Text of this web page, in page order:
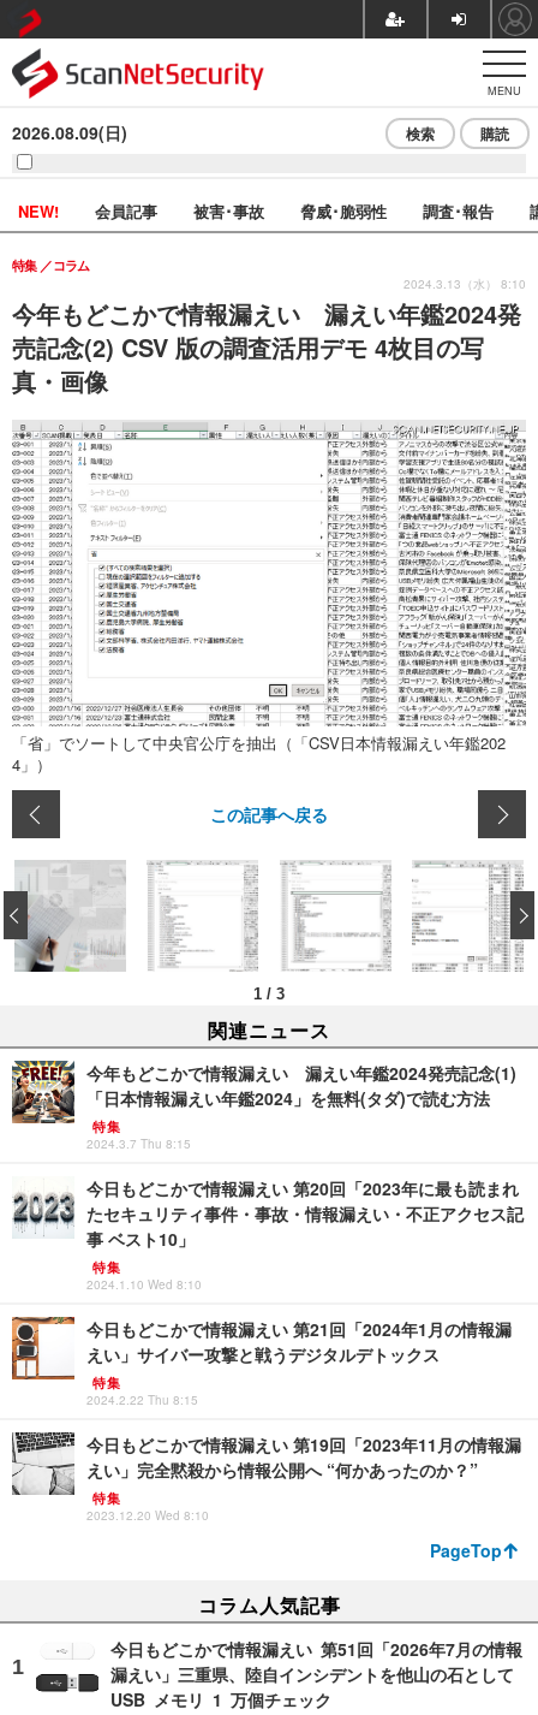
MENU
2026.08.09(日) 検索 購読
NEW! 会員記事 被害･事故 脅威･脆弱性 調査･報告
今年もどこかで情報漏えい 漏えい年鑑2024発
売記念(2) CSV 版の調査活用デモ 4枚目の写
真・画像
特集 コラム
2024.3.13（水） 8:10
「省」でソートして中央官公庁を抽出（「CSV日本情報漏えい年鑑202
4」）
この記事へ戻る
1 / 3
‹
関連ニュース
今年もどこかで情報漏えい 漏えい年鑑2024発売記念(1)
「日本情報漏えい年鑑2024」を無料(タダ)で読む方法
特集
2024.3.7 Thu 8:15
今日もどこかで情報漏えい 第20回「2023年に最も読まれ
たセキュリティ事件・事故・情報漏えい・不正アクセス記
事 ベスト10」
特集
2024.1.10 Wed 8:10
今日もどこかで情報漏えい 第21回「2024年1月の情報漏
えい」サイバー攻撃と戦うデジタルデトックス
特集
2024.2.22 Thu 8:15
今日もどこかで情報漏えい 第19回「2023年11月の情報漏
えい」完全黙殺から情報公開へ “何かあったのか？”
特集
2023.12.20 Wed 8:10
PageTop
コラム人気記事
今日もどこかで情報漏えい 第51回「2026年7月の情報
漏えい」三重県、陸自インシデントを他山の石として
USB メモリ 1 万個チェック